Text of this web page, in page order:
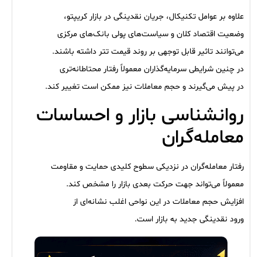
علاوه بر عوامل تکنیکال، جریان نقدینگی در بازار کریپتو،
وضعیت اقتصاد کلان و سیاست‌های پولی بانک‌های مرکزی
می‌توانند تاثیر قابل توجهی بر روند قیمت تتر داشته باشند.
در چنین شرایطی سرمایه‌گذاران معمولاً رفتار محتاطانه‌تری
در پیش می‌گیرند و حجم معاملات نیز ممکن است تغییر کند.
روانشناسی بازار و احساسات
معامله‌گران
رفتار معامله‌گران در نزدیکی سطوح کلیدی حمایت و مقاومت
معمولاً می‌تواند جهت حرکت بعدی بازار را مشخص کند.
افزایش حجم معاملات در این نواحی اغلب نشانه‌ای از
ورود نقدینگی جدید به بازار است.